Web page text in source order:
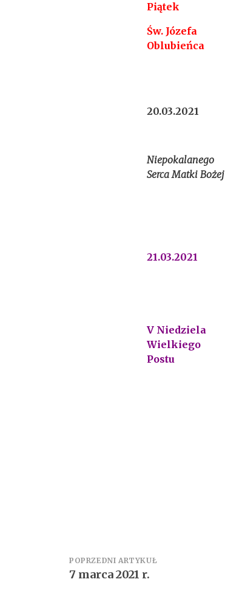
Piątek
Św. Józefa
Oblubieńca
20.03.2021
Niepokalanego
Serca Matki Bożej
21.03.2021
V Niedziela
Wielkiego
Postu
Zobacz
POPRZEDNI ARTYKUŁ
7 marca 2021 r.